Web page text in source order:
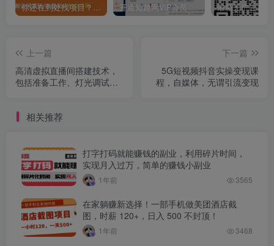
你还在到处找项目？还在当韭菜？我靠卖项目一个月收入5万+，曾经我也是个失败者。 开通知越网VIP会员，尊享全站资源免费下载，享70%的推广提成！！【限时五折优惠】
上一篇
高清虚拟直播间搭建技术，
包括准备工作、灯光调试，
下一篇
5G短视频抖音实操变现课
程，自媒体，无谓引流变现
相关推荐
打字打码就能赚钱的副业，利用碎片时间，
实现月入过万，简单的赚钱小副业
1年前 3565
在家躺赚新选择！一部手机做美团酒店截
图，时薪 120+，日入 500 不封顶！
1年前 3468